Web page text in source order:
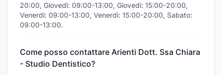
20:00, Giovedì: 09:00-13:00, Giovedì: 15:00-20:00,
Venerdì: 09:00-13:00, Venerdì: 15:00-20:00, Sabato:
09:00-13:00.
Come posso contattare Arienti Dott. Ssa Chiara
- Studio Dentistico?